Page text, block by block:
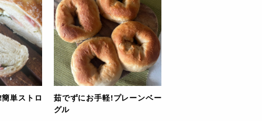
単ストロ
茹でずにお手軽!プレーンベー
グル